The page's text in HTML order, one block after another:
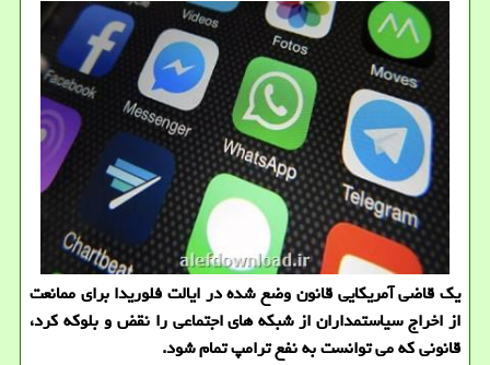
یک قاضی آمریکایی قانون وضع شده در ایالت فلوریدا برای ممانعت
از اخراج سیاستمداران از شبکه های اجتماعی را نقض و بلوکه کرد،
قانونی که می توانست به نفع ترامپ تمام شود.